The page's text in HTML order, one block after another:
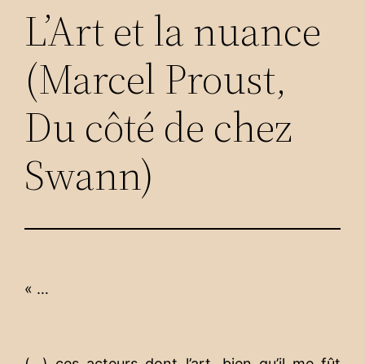
L’Art et la nuance
(Marcel Proust,
Du côté de chez
Swann)
« …